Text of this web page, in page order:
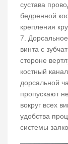
сустава
бедренной
крепления
7.
винта с
стороне
костный
дорсальной
пропускают
вокруг всех
удобства
системы